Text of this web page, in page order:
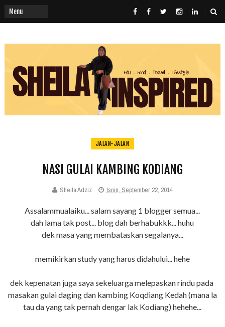
JALAN-JALAN
NASI GULAI KAMBING KODIANG
Sheila Adziz Isnin, September 22, 2014
Assalammualaiku... salam sayang 1 blogger semua...
dah lama tak post... blog dah berhabukkk... huhu
dek masa yang membataskan segalanya...
memikirkan study yang harus didahului... hehe
dek kepenatan juga saya sekeluarga melepaskan rindu pada
masakan gulai daging dan kambing Koqdiang Kedah (mana la
tau da yang tak pernah dengar lak Kodiang) hehehe...